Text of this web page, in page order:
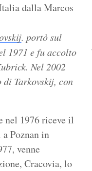
dalla Marcos
. portò sul
1971 e fu accolto
Nel 2002
di Tarkovskij, con
nel 1976 riceve il
Poznan in
venne
Cracovia, lo